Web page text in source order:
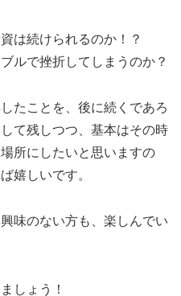
は続けられるのか！？
ルで挫折してしまうのか？
たことを、後に続くであろ
て残しつつ、基本はその時
所にしたいと思いますの
嬉しいです。
味のない方も、楽しんでい
しょう！